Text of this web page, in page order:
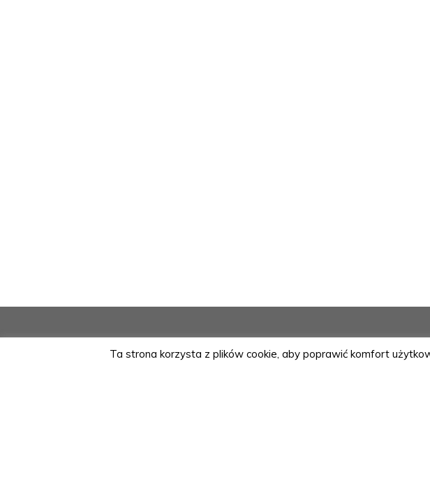
Ta strona korzysta z plików cookie, aby poprawić komfort